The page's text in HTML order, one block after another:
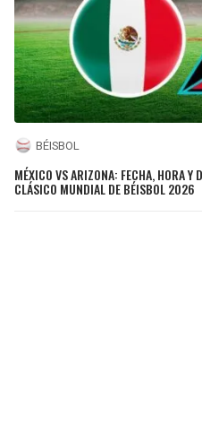
BÉISBOL
MÉXICO VS ARIZONA: FECHA, HORA Y
CLÁSICO MUNDIAL DE BÉISBOL 2026